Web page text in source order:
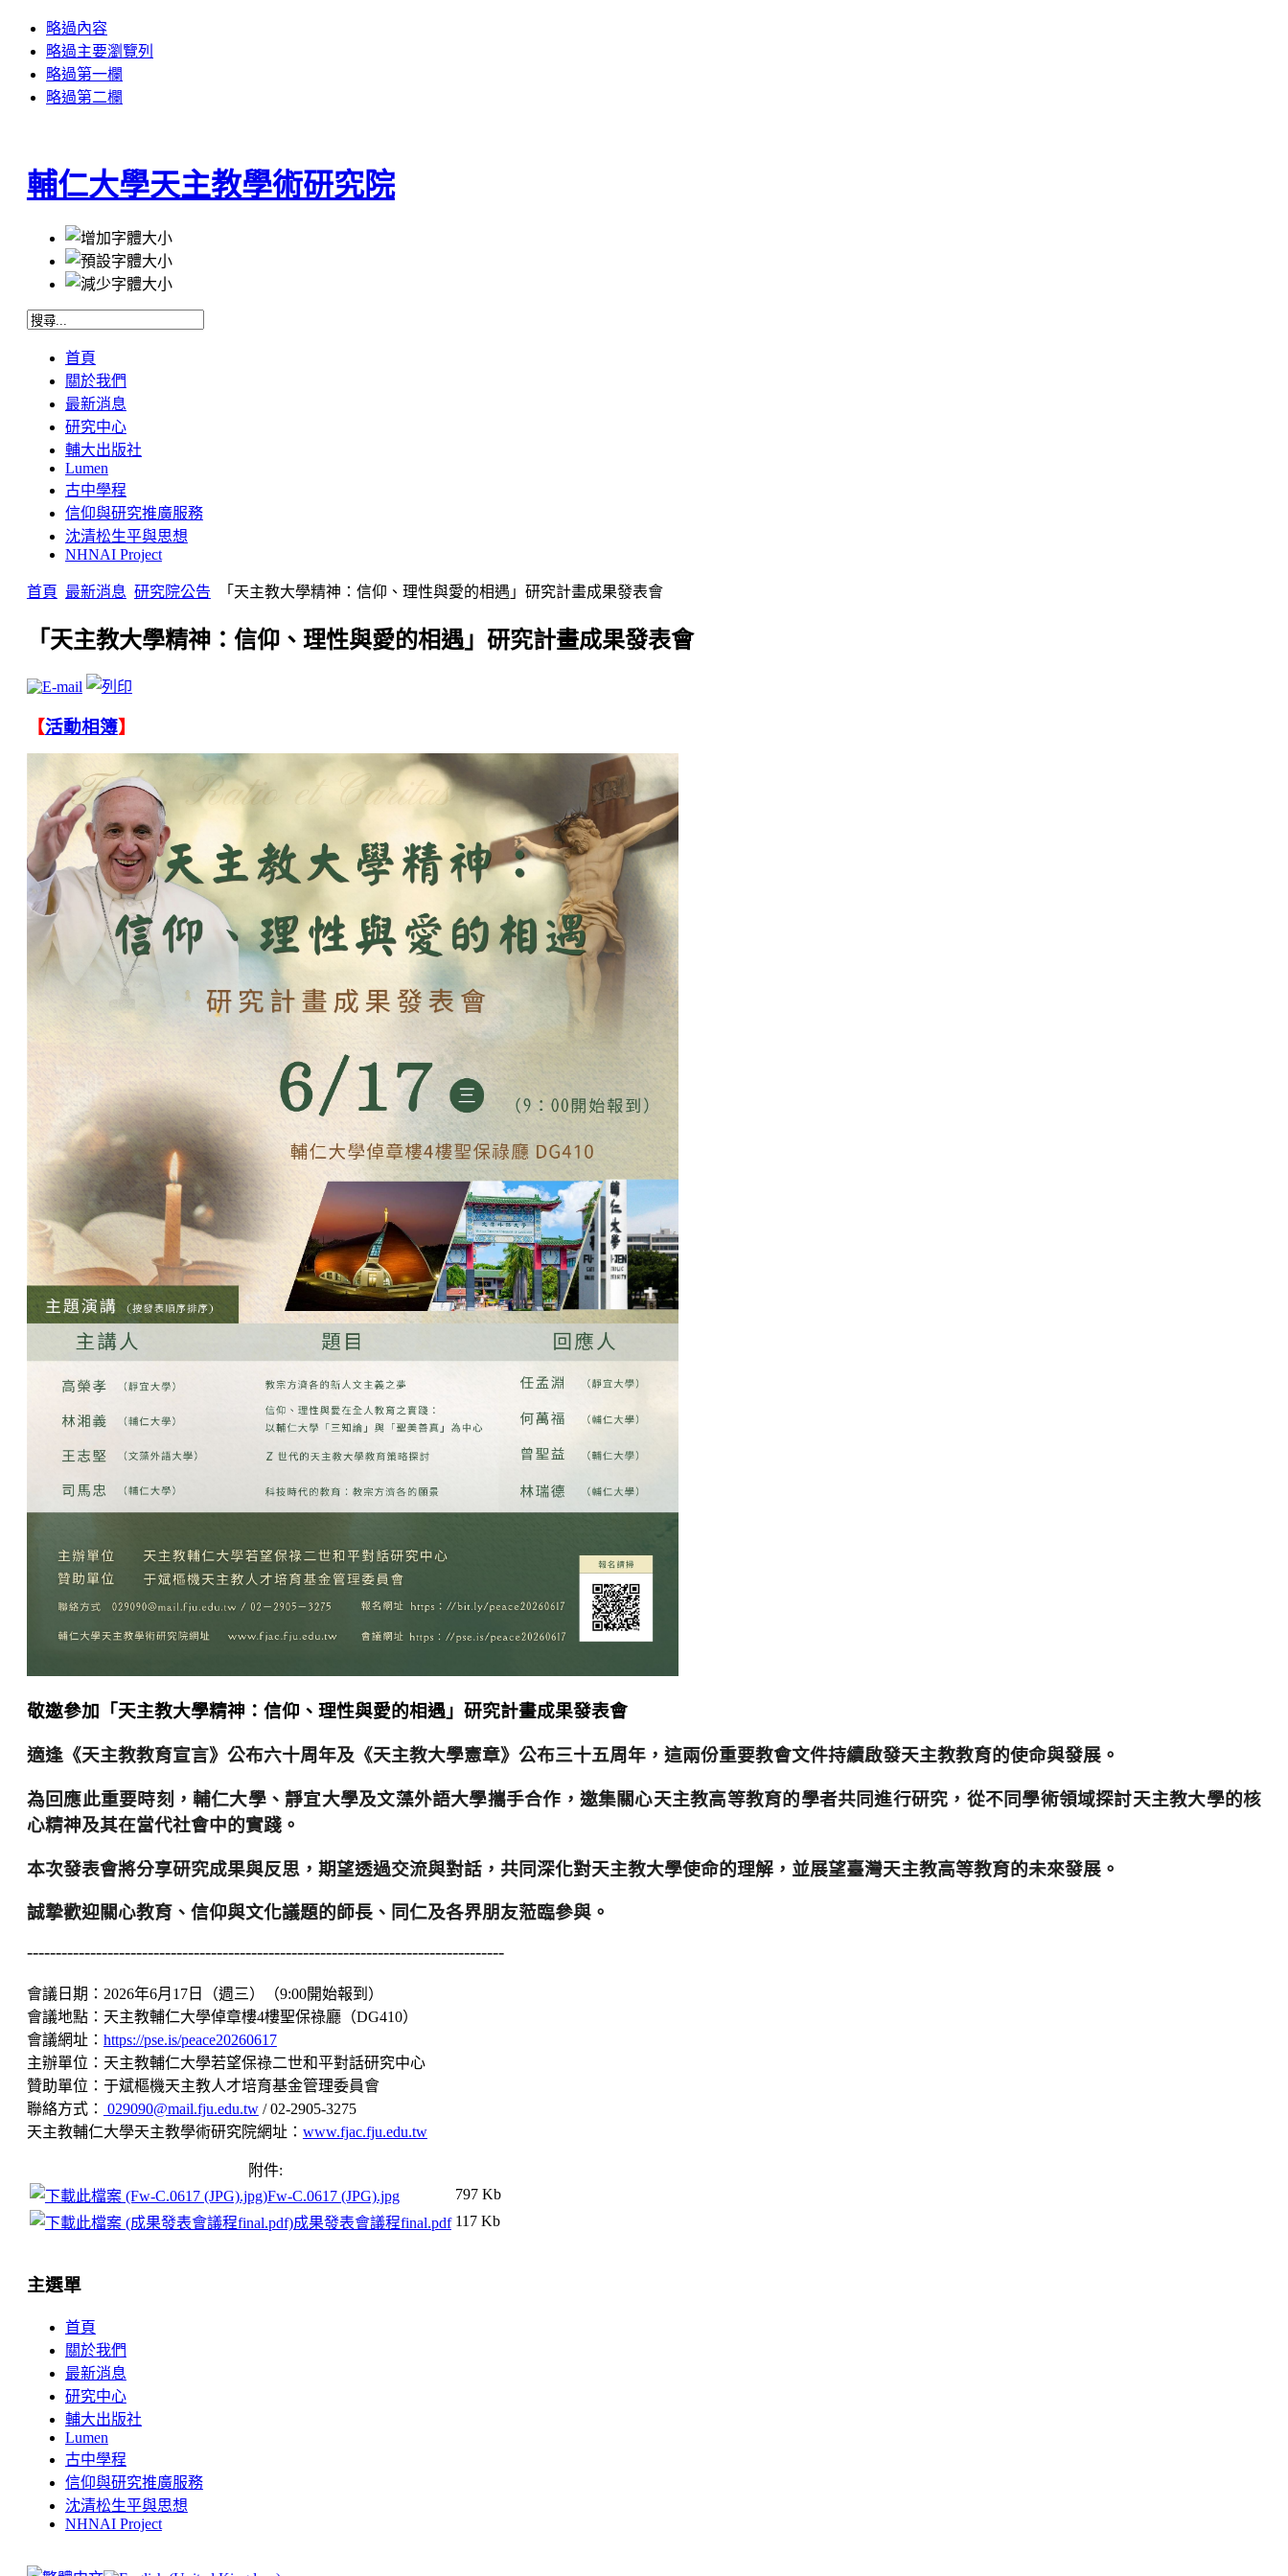
略過內容
略過主要瀏覽列
略過第一欄
略過第二欄
輔仁大學天主教學術研究院
首頁
關於我們
最新消息
研究中心
輔大出版社
Lumen
古中學程
信仰與研究推廣服務
沈清松生平與思想
NHNAI Project
首頁 最新消息 研究院公告 「天主教大學精神：信仰、理性與愛的相遇」研究計畫成果發表會
「天主教大學精神：信仰、理性與愛的相遇」研究計畫成果發表會
【活動相簿】
敬邀參加「天主教大學精神：信仰、理性與愛的相遇」研究計畫成果發表會
適逢《天主教教育宣言》公布六十周年及《天主教大學憲章》公布三十五周年，這兩份重要教會文件持續啟發天主教教育的使命與發展。
為回應此重要時刻，輔仁大學、靜宜大學及文藻外語大學攜手合作，邀集關心天主教高等教育的學者共同進行研究，從不同學術領域探討天主教大學的核
心精神及其在當代社會中的實踐。
本次發表會將分享研究成果與反思，期望透過交流與對話，共同深化對天主教大學使命的理解，並展望臺灣天主教高等教育的未來發展。
誠摯歡迎關心教育、信仰與文化議題的師長、同仁及各界朋友蒞臨參與。
-----------------------------------------------------------------------------------
會議日期：2026年6月17日（週三）（9:00開始報到）
會議地點：天主教輔仁大學倬章樓4樓聖保祿廳（DG410）
會議網址： https://pse.is/peace20260617
主辦單位：天主教輔仁大學若望保祿二世和平對話研究中心
贊助單位：于斌樞機天主教人才培育基金管理委員會
聯絡方式： 029090@mail.fju.edu.tw / 02-2905-3275
天主教輔仁大學天主教學術研究院網址： www.fjac.fju.edu.tw
附件:
Fw-C.0617 (JPG).jpg
797 Kb
成果發表會議程final.pdf 117 Kb
主選單
首頁
關於我們
最新消息
研究中心
輔大出版社
Lumen
古中學程
信仰與研究推廣服務
沈清松生平與思想
NHNAI Project